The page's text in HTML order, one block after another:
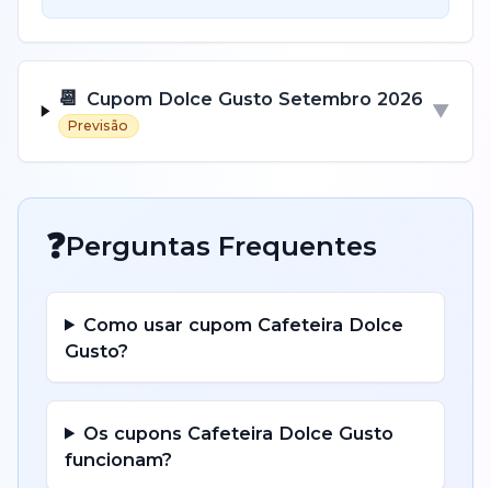
📆 Cupom Dolce Gusto Setembro 2026
Previsão
▼
❓Perguntas Frequentes
Como usar cupom Cafeteira Dolce
Gusto?
Os cupons Cafeteira Dolce Gusto
funcionam?